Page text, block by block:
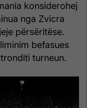
konsiderohej
nga Zvicra
përsëritëse.
befasues
turneun.